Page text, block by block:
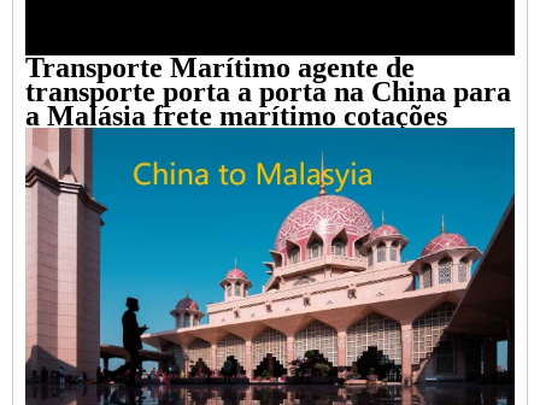
Transporte Marítimo agente de
transporte porta a porta na China para
a Malásia frete marítimo cotações